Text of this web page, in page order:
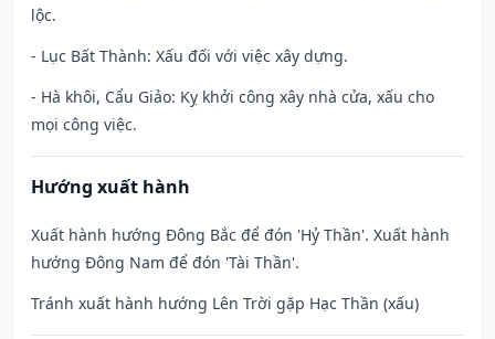
lộc.
- Lục Bất Thành: Xấu đối với việc xây dựng.
- Hà khôi, Cẩu Giảo: Kỵ khởi công xây nhà cửa, xấu cho
mọi công việc.
Hướng xuất hành
Xuất hành hướng Đông Bắc để đón 'Hỷ Thần'. Xuất hành
hướng Đông Nam để đón 'Tài Thần'.
Tránh xuất hành hướng Lên Trời gặp Hạc Thần (xấu)